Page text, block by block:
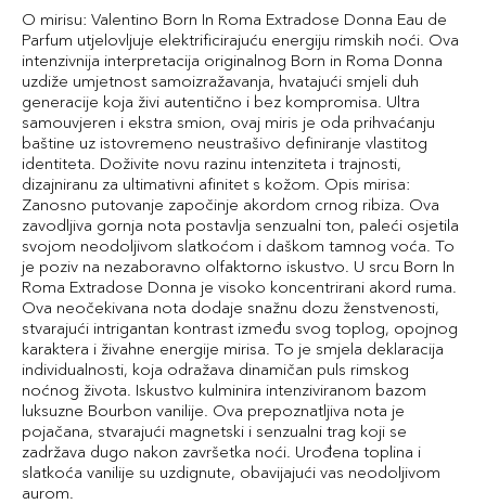
O mirisu: Valentino Born In Roma Extradose Donna Eau de
Parfum utjelovljuje elektrificirajuću energiju rimskih noći. Ova
intenzivnija interpretacija originalnog Born in Roma Donna
uzdiže umjetnost samoizražavanja, hvatajući smjeli duh
generacije koja živi autentično i bez kompromisa. Ultra
samouvjeren i ekstra smion, ovaj miris je oda prihvaćanju
baštine uz istovremeno neustrašivo definiranje vlastitog
identiteta. Doživite novu razinu intenziteta i trajnosti,
dizajniranu za ultimativni afinitet s kožom. Opis mirisa:
Zanosno putovanje započinje akordom crnog ribiza. Ova
zavodljiva gornja nota postavlja senzualni ton, paleći osjetila
svojom neodoljivom slatkoćom i daškom tamnog voća. To
je poziv na nezaboravno olfaktorno iskustvo. U srcu Born In
Roma Extradose Donna je visoko koncentrirani akord ruma.
Ova neočekivana nota dodaje snažnu dozu ženstvenosti,
stvarajući intrigantan kontrast između svog toplog, opojnog
karaktera i živahne energije mirisa. To je smjela deklaracija
individualnosti, koja odražava dinamičan puls rimskog
noćnog života. Iskustvo kulminira intenziviranom bazom
luksuzne Bourbon vanilije. Ova prepoznatljiva nota je
pojačana, stvarajući magnetski i senzualni trag koji se
zadržava dugo nakon završetka noći. Urođena toplina i
slatkoća vanilije su uzdignute, obavijajući vas neodoljivom
aurom.